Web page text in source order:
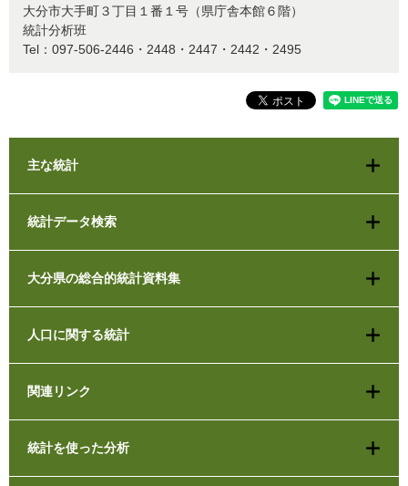
大分市大手町３丁目１番１号（県庁舎本館６階）
統計分析班
Tel：097-506-2446・2448・2447・2442・2495
主な統計
統計データ検索
大分県の総合的統計資料集
人口に関する統計
関連リンク
統計を使った分析